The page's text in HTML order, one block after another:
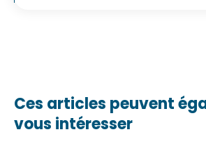
Ces articles peuvent
vous intéresser